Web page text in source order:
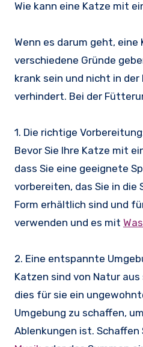
Wie kann eine Katze mit
Wenn es darum geht,
verschiedene Gründe
krank sein und nicht in
verhindert. Bei der
1. Die richtige
Bevor Sie Ihre Katze mit
dass Sie eine geeignete
vorbereiten, das Sie in
Form erhältlich sind und
verwenden und es mit
2. Eine entspannte
Katzen sind von Natur
dies für sie ein
Umgebung zu schaffen,
Ablenkungen ist.